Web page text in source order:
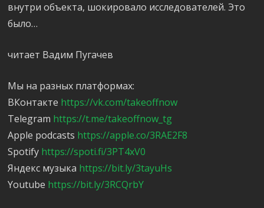
внутри объекта, шокировало исследователей. Это
было…
читает Вадим Пугачев
Мы на разных платформах:
ВКонтакте https://vk.com/takeoffnow
Telegram https://t.me/takeoffnow_tg
Apple podcasts https://apple.co/3RAE2F8
Spotify https://spoti.fi/3PT4xV0
Яндекс музыка https://bit.ly/3tayuHs
Youtube https://bit.ly/3RCQrbY